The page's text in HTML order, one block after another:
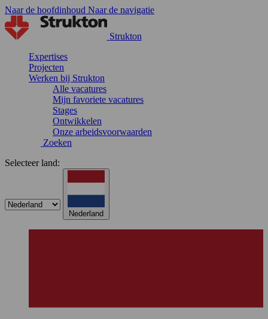
Naar de hoofdinhoud Naar de navigatie
Strukton
Expertises
Projecten
Werken bij Strukton
Alle vacatures
Mijn favoriete vacatures
Stages
Ontwikkelen
Onze arbeidsvoorwaarden
Zoeken
Selecteer land:
Nederland